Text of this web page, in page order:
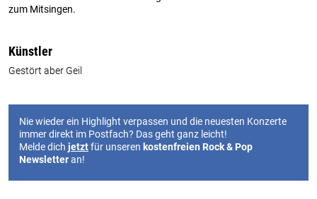
zum Mitsingen.
Künstler
Gestört aber Geil
Nie wieder ein Highlight verpassen und die neuesten Konzerte
immer direkt im Postfach? Das geht ganz leicht!
Melde dich jetztfür unseren kostenfreien Rock & Pop
Newsletteran!